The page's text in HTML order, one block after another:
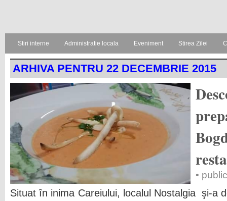
Stiri interne Administratie locala Eveniment Stirea Zilei
ARHIVA PENTRU 22 DECEMBRIE 2015
•
Situat în inima Careiului, localul Nostalgia şi-a